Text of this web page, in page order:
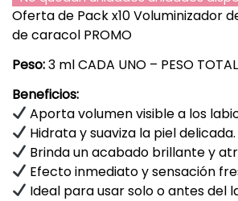
Oferta de Pack x10 Voluminizador
de caracol PROMO
Peso:3 ml CADA UNO – PESO
Beneficios:
Aporta volumen visible a los
Hidrata y suaviza la piel delicada.
Brinda un acabado brillante y
Efecto inmediato y sensación
Ideal para usar solo o antes del